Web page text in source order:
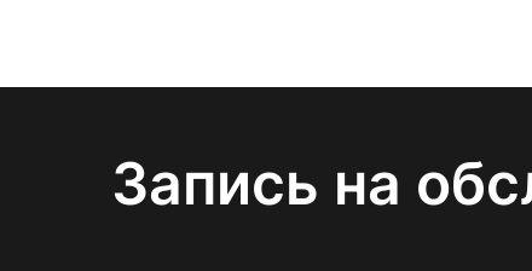
Запись на